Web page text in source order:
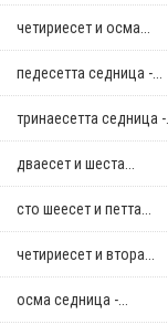
четириесет и осма...
педесетта седница -...
тринаесетта седница -...
дваесет и шеста...
сто шеесет и петта...
четириесет и втора...
осма седница -...